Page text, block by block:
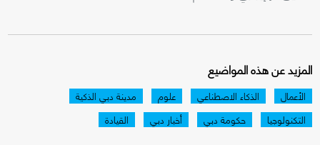
المزيد عن هذه المواضيع
الأعمال الذكاء الاصطناعي علوم
مدينة دبي الذكية
التكنولوجيا
حكومة دبي أخبار دبي القيادة